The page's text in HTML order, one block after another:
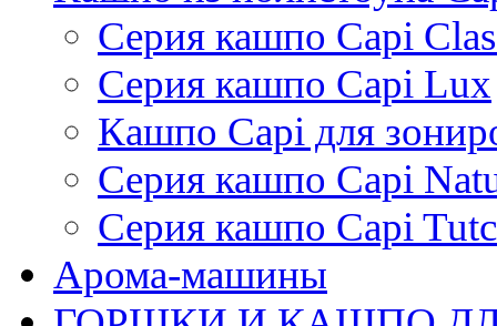
Серия кашпо Capi
Серия кашпо Capi Lux
Кашпо Capi для
Серия кашпо Capi
Серия кашпо Capi
Арома-машины